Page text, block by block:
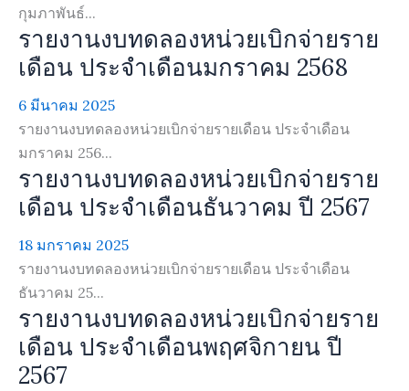
กุมภาพันธ์...
รายงานงบทดลองหน่วยเบิกจ่ายราย
เดือน ประจำเดือนมกราคม 2568
6 มีนาคม 2025
รายงานงบทดลองหน่วยเบิกจ่ายรายเดือน ประจำเดือน
มกราคม 256...
รายงานงบทดลองหน่วยเบิกจ่ายราย
เดือน ประจำเดือนธันวาคม ปี 2567
18 มกราคม 2025
รายงานงบทดลองหน่วยเบิกจ่ายรายเดือน ประจำเดือน
ธันวาคม 25...
รายงานงบทดลองหน่วยเบิกจ่ายราย
เดือน ประจำเดือนพฤศจิกายน ปี
2567